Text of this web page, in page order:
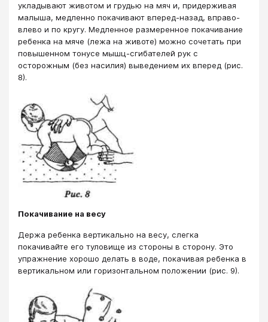
укладывают животом и грудью на мяч и, придерживая
малыша, медленно покачивают вперед-назад, вправо-
влево и по кругу. Медленное размеренное покачивание
ребенка на мяче (лежа на животе) можно сочетать при
повышенном тонусе мышц-сгибателей рук с
осторожным (без насилия) выведением их вперед (рис.
8).
Покачивание на весу
Держа ребенка вертикально на весу, слегка
покачивайте его туловище из стороны в сторону. Это
упражнение хорошо делать в воде, покачивая ребенка в
вертикальном или горизонтальном положении (рис. 9).